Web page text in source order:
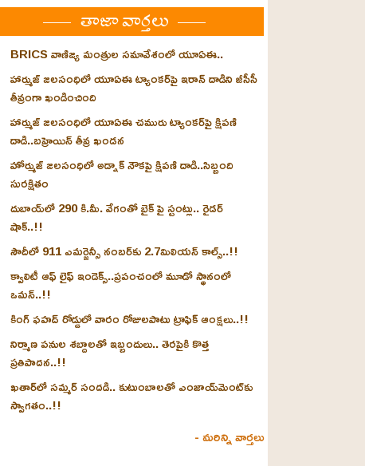
తాజా వార్తలు
BRICS వాణిజ్య మంత్రుల సమావేశంలో యూఏఈ..
హార్ముజ్ జలసంధిలో యూఏఈ ట్యాంకర్‌పై ఇరాన్ దాడిని జీసీసీ
తీవ్రంగా ఖండించింది
హార్ముజ్ జలసంధిలో యూఏఈ చమురు ట్యాంకర్‌పై క్షిపణి
దాడి..బహ్రెయిన్ తీవ్ర ఖండన
హోర్ముజ్ జలసంధిలో అడ్నాక్ నౌకపై క్షిపణి దాడి..సిబ్బంది
సురక్షితం
దుబాయ్‌లో 290 కి.మీ. వేగంతో బైక్‌ పై స్టంట్లు.. రైడర్
షాక్..!!
సౌదీలో 911 ఎమర్జెన్సీ నంబర్‌కు 2.7మిలియన్ కాల్స్..!!
క్వాలిటీ ఆఫ్ లైఫ్ ఇండెక్స్‌..ప్రపంచంలో మూడో స్థానంలో
ఒమన్..!!
కింగ్ ఫహద్ రోడ్డులో వారం రోజులపాటు ట్రాఫిక్ ఆంక్షలు..!!
నిర్మాణ పనుల శబ్దాలతో ఇబ్బందులు.. తెరపైకి కొత్త
ప్రతిపాదన..!!
ఖతార్‌లో సమ్మర్ సందడి.. కుటుంబాలతో ఎంజాయ్‌మెంట్‌కు
స్వాగతం..!!
- మరిన్ని వార్తలు